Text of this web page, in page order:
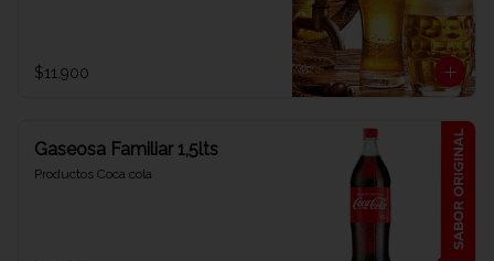
$11.900
Gaseosa Familiar 1,5lts
Productos Coca cola